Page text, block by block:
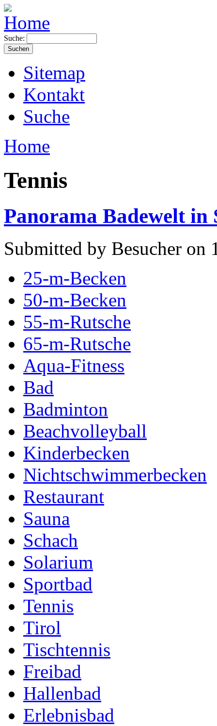
Suche:
Sitemap
Kontakt
Suche
Home
Tennis
Panorama Badewelt
Submitted by Besucher on
25-m-Becken
50-m-Becken
55-m-Rutsche
65-m-Rutsche
Aqua-Fitness
Bad
Badminton
Beachvolleyball
Kinderbecken
Nichtschwimmerbecken
Restaurant
Sauna
Schach
Solarium
Sportbad
Tennis
Tirol
Tischtennis
Freibad
Hallenbad
Erlebnisbad